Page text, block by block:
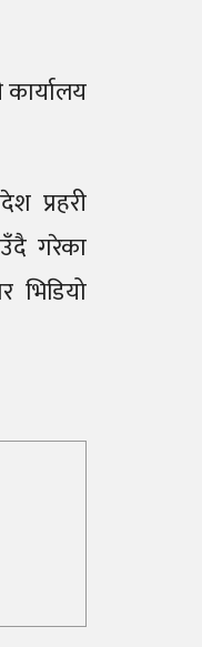
कार्यालय
प्रहरी
गरेका
भिडियो